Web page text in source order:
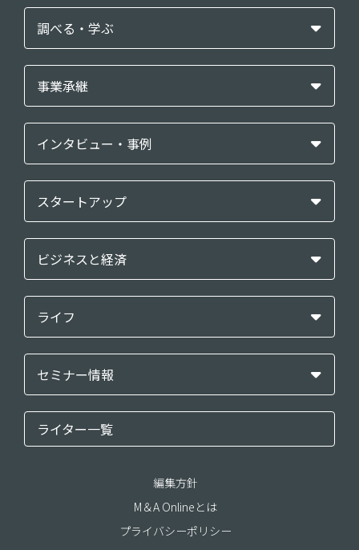
調べる・学ぶ
事業承継
インタビュー・事例
スタートアップ
ビジネスと経済
ライフ
セミナー情報
ライター一覧
編集方針
M＆A Onlineとは
プライバシーポリシー